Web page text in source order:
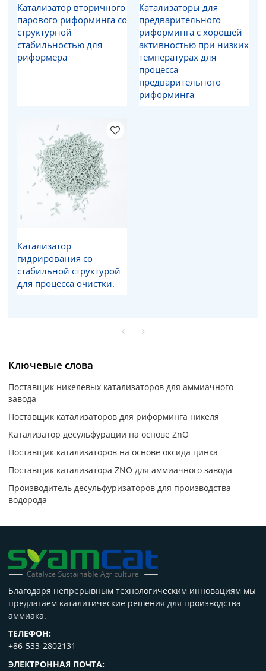
Катализатор вторичного
парового риформинга со
структурной
стабильностью для
риформера
Катализаторы для
предварительного
риформинга с хорошей
активностью при низких
температурах для
процесса
предварительного
риформинга
Катализатор
гидрирования со
стабильной структурой
для процесса очистки.
Ключевые слова
Поставщик никелевых катализаторов для аммиачного
завода
Поставщик катализаторов для риформинга никеля
Катализатор десульфурации на основе ZnO
Поставщик катализаторов на основе оксида цинка
Поставщик катализатора ZNO для аммиачного завода
Производитель десульфуризаторов для производства
водорода
Благодаря непрерывным технологическим инновациям мы
предлагаем каталитические решения для производства
аммиака.
ТЕЛЕФОН:
+86-533-2802131
ЭЛЕКТРОННАЯ ПОЧТА: